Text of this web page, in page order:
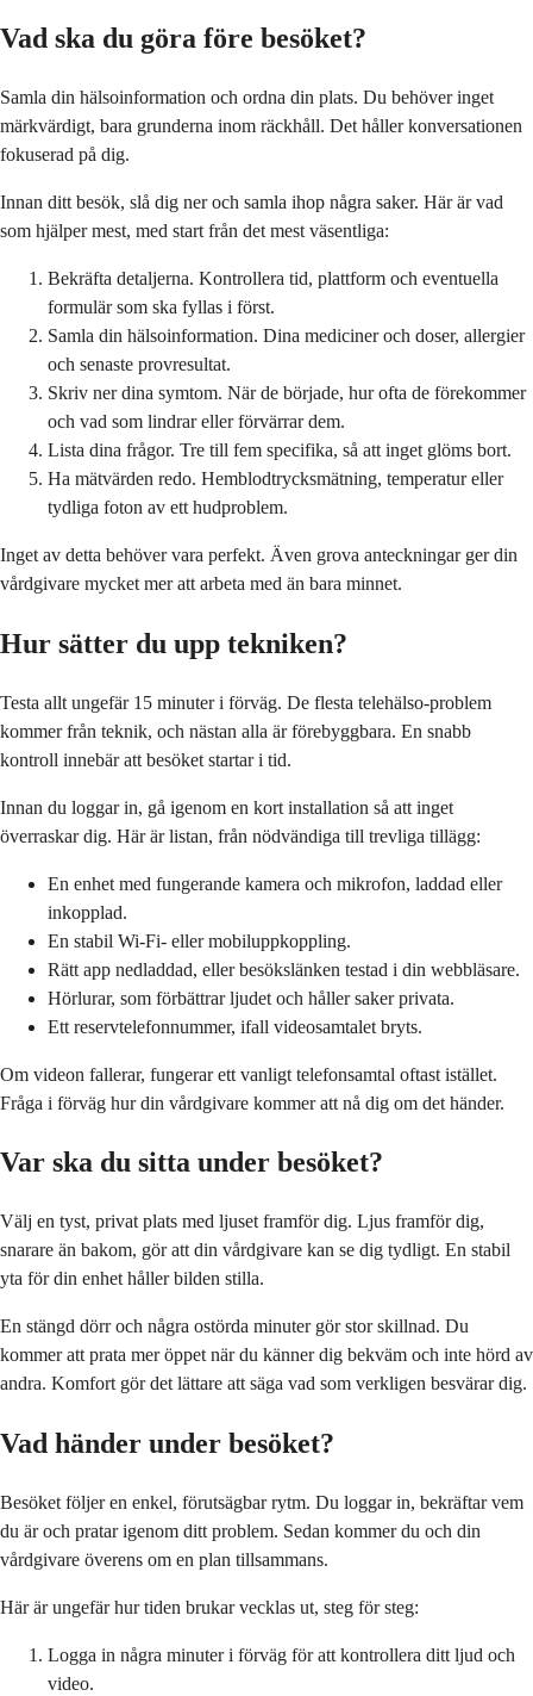
Vad ska du göra före besöket?
Samla din hälsoinformation och ordna din plats. Du behöver inget
märkvärdigt, bara grunderna inom räckhåll. Det håller konversationen
fokuserad på dig.
Innan ditt besök, slå dig ner och samla ihop några saker. Här är vad
som hjälper mest, med start från det mest väsentliga:
Bekräfta detaljerna. Kontrollera tid, plattform och eventuella
formulär som ska fyllas i först.
Samla din hälsoinformation. Dina mediciner och doser, allergier
och senaste provresultat.
Skriv ner dina symtom. När de började, hur ofta de förekommer
och vad som lindrar eller förvärrar dem.
Lista dina frågor. Tre till fem specifika, så att inget glöms bort.
Ha mätvärden redo. Hemblodtrycksmätning, temperatur eller
tydliga foton av ett hudproblem.
Inget av detta behöver vara perfekt. Även grova anteckningar ger din
vårdgivare mycket mer att arbeta med än bara minnet.
Hur sätter du upp tekniken?
Testa allt ungefär 15 minuter i förväg. De flesta telehälso-problem
kommer från teknik, och nästan alla är förebyggbara. En snabb
kontroll innebär att besöket startar i tid.
Innan du loggar in, gå igenom en kort installation så att inget
överraskar dig. Här är listan, från nödvändiga till trevliga tillägg:
En enhet med fungerande kamera och mikrofon, laddad eller
inkopplad.
En stabil Wi-Fi- eller mobiluppkoppling.
Rätt app nedladdad, eller besökslänken testad i din webbläsare.
Hörlurar, som förbättrar ljudet och håller saker privata.
Ett reservtelefonnummer, ifall videosamtalet bryts.
Om videon fallerar, fungerar ett vanligt telefonsamtal oftast istället.
Fråga i förväg hur din vårdgivare kommer att nå dig om det händer.
Var ska du sitta under besöket?
Välj en tyst, privat plats med ljuset framför dig. Ljus framför dig,
snarare än bakom, gör att din vårdgivare kan se dig tydligt. En stabil
yta för din enhet håller bilden stilla.
En stängd dörr och några ostörda minuter gör stor skillnad. Du
kommer att prata mer öppet när du känner dig bekväm och inte hörd av
andra. Komfort gör det lättare att säga vad som verkligen besvärar dig.
Vad händer under besöket?
Besöket följer en enkel, förutsägbar rytm. Du loggar in, bekräftar vem
du är och pratar igenom ditt problem. Sedan kommer du och din
vårdgivare överens om en plan tillsammans.
Här är ungefär hur tiden brukar vecklas ut, steg för steg:
Logga in några minuter i förväg för att kontrollera ditt ljud och
video.